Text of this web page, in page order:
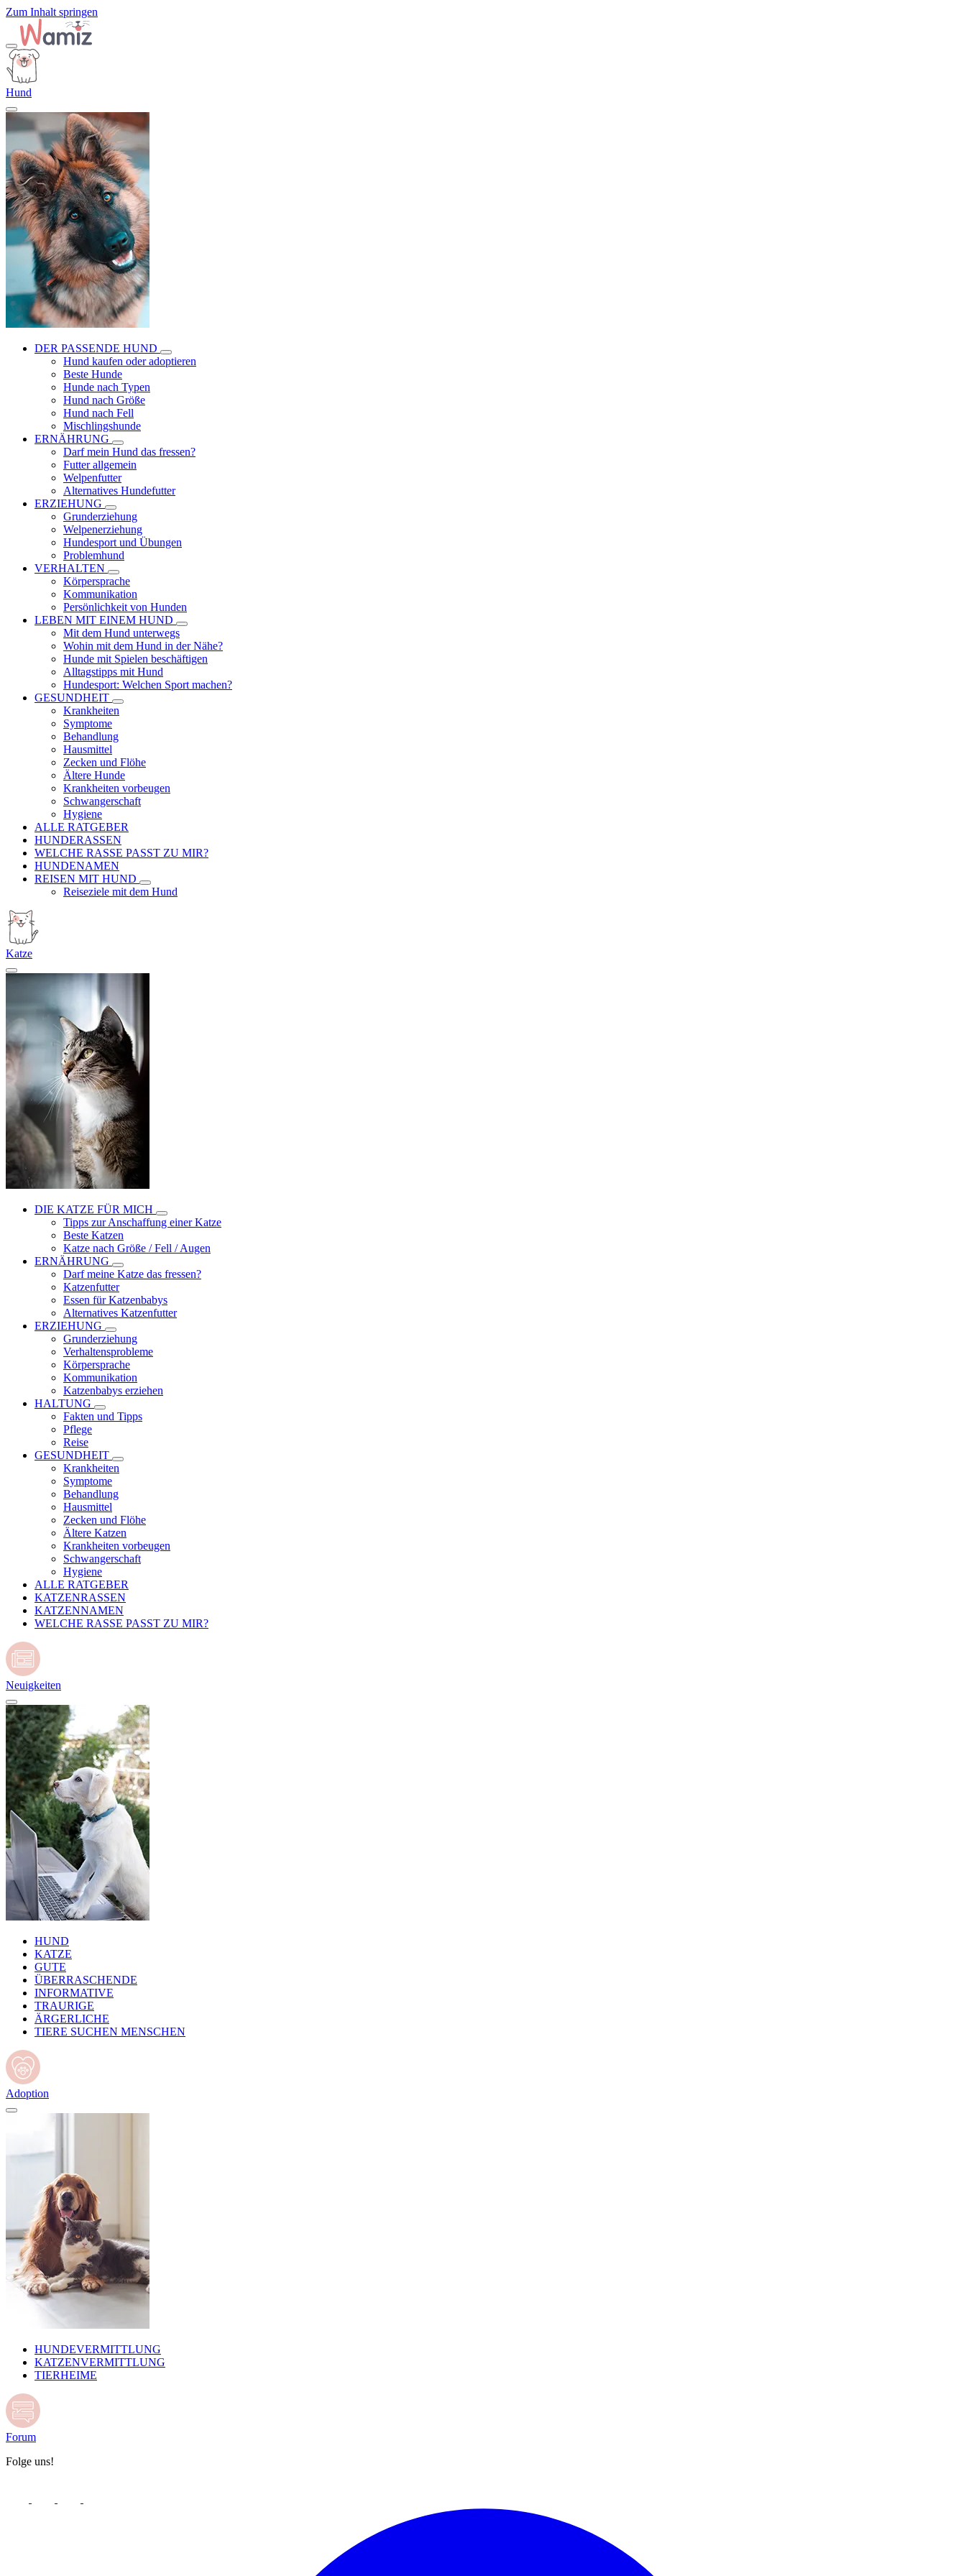
Zum Inhalt springen
Hund
DER PASSENDE HUND
Hund kaufen oder adoptieren
Beste Hunde
Hunde nach Typen
Hund nach Größe
Hund nach Fell
Mischlingshunde
ERNÄHRUNG
Darf mein Hund das fressen?
Futter allgemein
Welpenfutter
Alternatives Hundefutter
ERZIEHUNG
Grunderziehung
Welpenerziehung
Hundesport und Übungen
Problemhund
VERHALTEN
Körpersprache
Kommunikation
Persönlichkeit von Hunden
LEBEN MIT EINEM HUND
Mit dem Hund unterwegs
Wohin mit dem Hund in der Nähe?
Hunde mit Spielen beschäftigen
Alltagstipps mit Hund
Hundesport: Welchen Sport machen?
GESUNDHEIT
Krankheiten
Symptome
Behandlung
Hausmittel
Zecken und Flöhe
Ältere Hunde
Krankheiten vorbeugen
Schwangerschaft
Hygiene
ALLE RATGEBER
HUNDERASSEN
WELCHE RASSE PASST ZU MIR?
HUNDENAMEN
REISEN MIT HUND
Reiseziele mit dem Hund
Katze
DIE KATZE FÜR MICH
Tipps zur Anschaffung einer Katze
Beste Katzen
Katze nach Größe / Fell / Augen
ERNÄHRUNG
Darf meine Katze das fressen?
Katzenfutter
Essen für Katzenbabys
Alternatives Katzenfutter
ERZIEHUNG
Grunderziehung
Verhaltensprobleme
Körpersprache
Kommunikation
Katzenbabys erziehen
HALTUNG
Fakten und Tipps
Pflege
Reise
GESUNDHEIT
Krankheiten
Symptome
Behandlung
Hausmittel
Zecken und Flöhe
Ältere Katzen
Krankheiten vorbeugen
Schwangerschaft
Hygiene
ALLE RATGEBER
KATZENRASSEN
KATZENNAMEN
WELCHE RASSE PASST ZU MIR?
Neuigkeiten
HUND
KATZE
GUTE
ÜBERRASCHENDE
INFORMATIVE
TRAURIGE
ÄRGERLICHE
TIERE SUCHEN MENSCHEN
Adoption
HUNDEVERMITTLUNG
KATZENVERMITTLUNG
TIERHEIME
Forum
Folge uns!